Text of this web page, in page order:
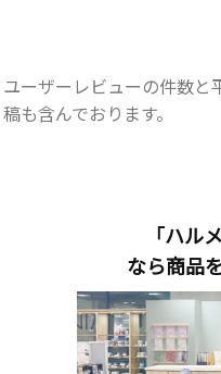
ユーザーレビューの件数
稿も含んでおります。
「ハル
なら商品